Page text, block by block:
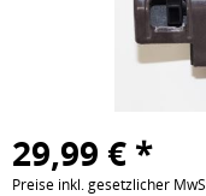
29,99 € *
Preise inkl. gesetzlicher